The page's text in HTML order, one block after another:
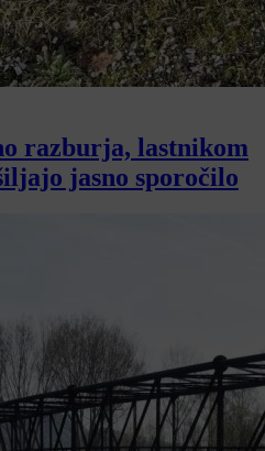
razburja, lastnikom
jasno sporočilo